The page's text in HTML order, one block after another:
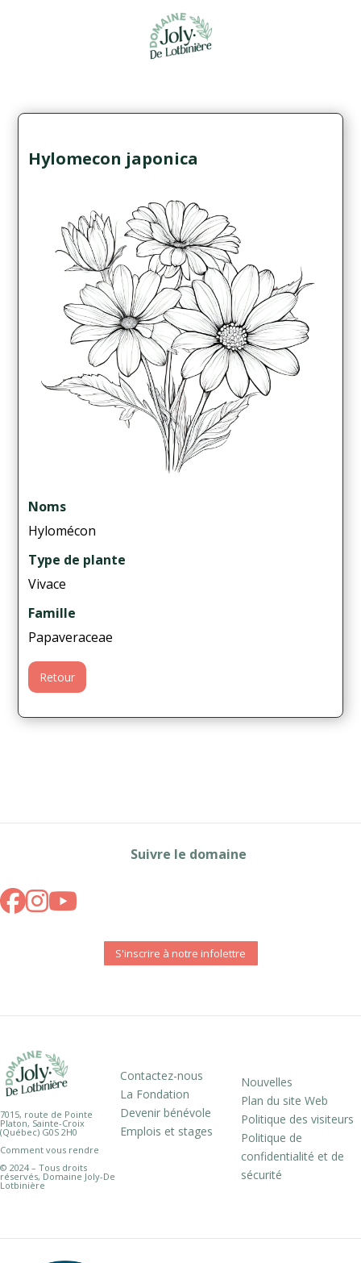
Hylomecon japonica
Noms
Hylomécon
Type de plante
Vivace
Famille
Papaveraceae
Retour
Suivre le domaine
S'inscrire à notre infolettre
7015, route de Pointe
Platon, Sainte-Croix
(Québec) G0S 2H0
Comment vous rendre
© 2024 – Tous droits
réservés, Domaine Joly-De
Lotbinière
Contactez-nous
La Fondation
Devenir bénévole
Emplois et stages
Nouvelles
Plan du site Web
Politique des visiteurs
Politique de
confidentialité et de
sécurité